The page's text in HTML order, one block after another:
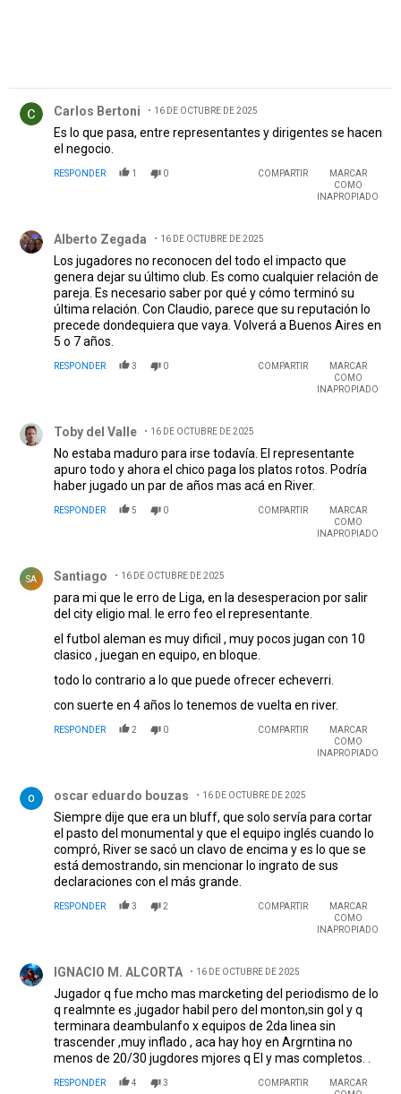
Carlos Bertoni 16 DE OCTUBRE DE 2025
Es lo que pasa, entre representantes y dirigentes se hacen
el negocio.
RESPONDER 1 0 COMPARTIR
MARCAR
COMO
INAPROPIADO
Alberto Zegada 16 DE OCTUBRE DE 2025
Los jugadores no reconocen del todo el impacto que
genera dejar su último club. Es como cualquier relación de
pareja. Es necesario saber por qué y cómo terminó su
última relación. Con Claudio, parece que su reputación lo
precede dondequiera que vaya. Volverá a Buenos Aires en
5 o 7 años.
RESPONDER 3 0 COMPARTIR
MARCAR
COMO
INAPROPIADO
Toby del Valle 16 DE OCTUBRE DE 2025
No estaba maduro para irse todavía. El representante
apuro todo y ahora el chico paga los platos rotos. Podría
haber jugado un par de años mas acá en River.
RESPONDER 5 0 COMPARTIR
MARCAR
COMO
INAPROPIADO
SA Santiago 16 DE OCTUBRE DE 2025
para mi que le erro de Liga, en la desesperacion por salir
del city eligio mal. le erro feo el representante.
el futbol aleman es muy dificil , muy pocos jugan con 10
clasico , juegan en equipo, en bloque.
todo lo contrario a lo que puede ofrecer echeverri.
con suerte en 4 años lo tenemos de vuelta en river.
RESPONDER 2 0 COMPARTIR
MARCAR
COMO
INAPROPIADO
oscar eduardo bouzas 16 DE OCTUBRE DE 2025
Siempre dije que era un bluff, que solo servía para cortar
el pasto del monumental y que el equipo inglés cuando lo
compró, River se sacó un clavo de encima y es lo que se
está demostrando, sin mencionar lo ingrato de sus
declaraciones con el más grande.
RESPONDER 3 2 COMPARTIR
MARCAR
COMO
INAPROPIADO
IGNACIO M. ALCORTA 16 DE OCTUBRE DE 2025
Jugador q fue mcho mas marcketing del periodismo de lo
q realmnte es ,jugador habil pero del monton,sin gol y q
terminara deambulanfo x equipos de 2da linea sin
trascender ,muy inflado , aca hay hoy en Argrntina no
menos de 20/30 jugdores mjores q El y mas completos. .
RESPONDER 4 3 COMPARTIR
MARCAR